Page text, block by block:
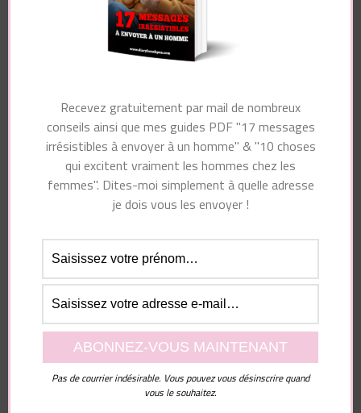
Essayez. Vous pouvez vous désinscrire à tout moment.
Navigation
d'article
Article précédent
Les Ultimatums
Marchent Avec TOUS
Les Hommes ?
Article suivant
Comment Savoir Si
Un Homme Est À
Fond Sur Vous ?
Vous pourriez également aimer...
Recevez gratuitement par mail de nombreux
conseils ainsi que mes guides PDF "17 messages
irrésistibles à envoyer à un homme" & "10 choses
qui excitent vraiment les hommes chez les
femmes". Dites-moi simplement à quelle adresse
je dois vous les envoyer !
Pas de courrier indésirable. Vous pouvez vous désinscrire quand
vous le souhaitez.